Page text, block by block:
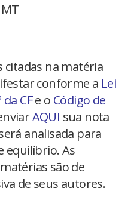
citadas na matéria
conforme a Lei
CFe o Código de
AQUI sua nota
analisada para
equilíbrio. As
são de
de seus autores.